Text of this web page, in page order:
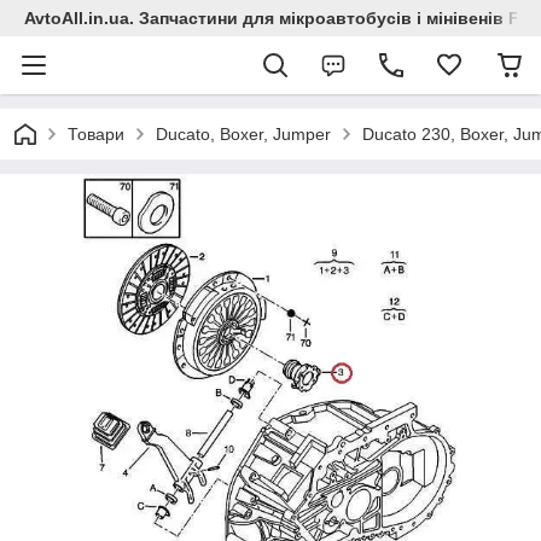
AvtoAll.in.ua. Запчастини для мікроавтобусів і мінівенів
Товари Ducato, Boxer, Jumper Ducato 230, Boxer,